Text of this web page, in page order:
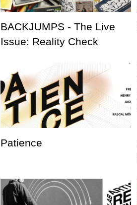
BACKJUMPS - The Live
Issue: Reality Check
Patience